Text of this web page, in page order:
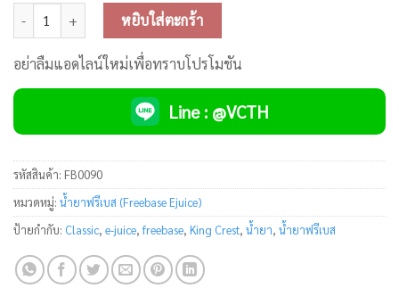
จำนวน King Crest Classic Freebase 120ml ชิ้น
หยิบใส่ตะกร้า
อย่าลืมแอดไลน์ใหม่เพื่อทราบโปรโมชัน
Line : @VCTH
รหัสสินค้า: FB0090
หมวดหมู่: น้ำยาฟรีเบส (Freebase Ejuice)
ป้ายกำกับ: Classic, e-juice,freebase, King Crest, น้ำยา, น้ำยาฟรีเบส